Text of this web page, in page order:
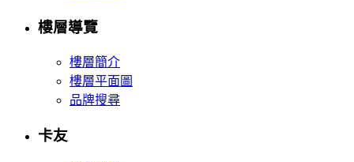
樓層導覽
樓層簡介
樓層平面圖
品牌搜尋
卡友